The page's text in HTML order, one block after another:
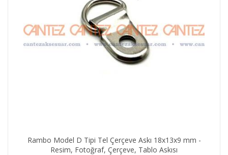
0.24 TL
Rambo Model D Tipi Tel Çerçeve Askı 18x13x9 mm -
Resim, Fotoğraf, Çerçeve, Tablo Askısı